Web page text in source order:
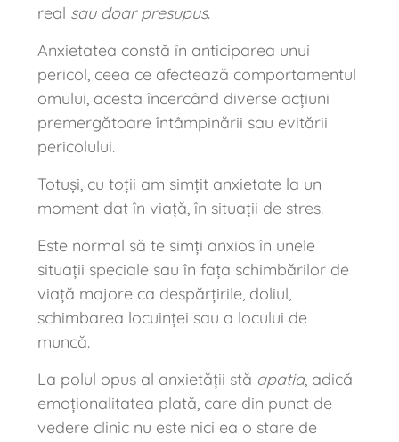
real sau doar presupus.
Anxietatea constă în anticiparea unui
pericol, ceea ce afectează comportamentul
omului, acesta încercând diverse acțiuni
premergătoare întâmpinării sau evitării
pericolului.
Totuși, cu toții am simțit anxietate la un
moment dat în viață, în situații de stres.
Este normal să te simți anxios în unele
situații speciale sau în fața schimbărilor de
viață majore ca despărțirile, doliul,
schimbarea locuinței sau a locului de
muncă.
La polul opus al anxietății stă apatia, adică
emoționalitatea plată, care din punct de
vedere clinic nu este nici ea o stare de